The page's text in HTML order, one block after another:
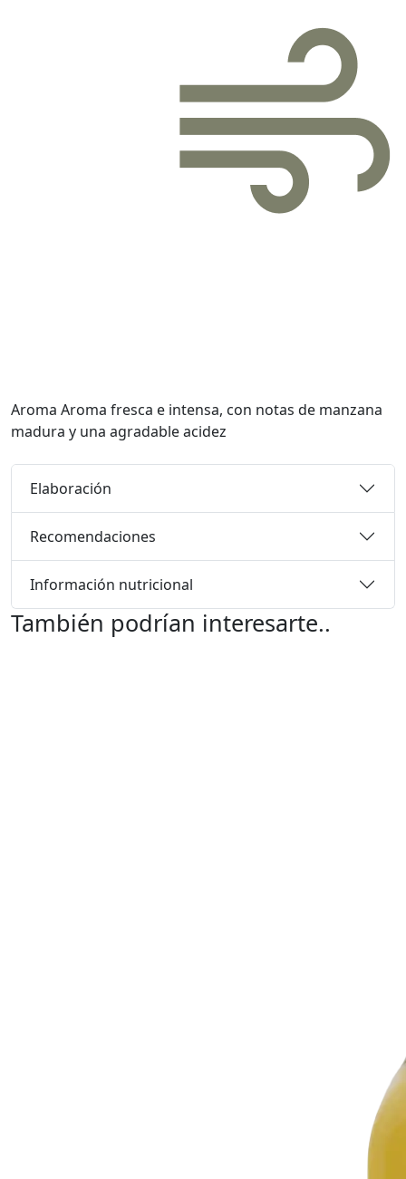
Aroma Aroma fresca e intensa, con notas de manzana
madura y una agradable acidez
Elaboración
Recomendaciones
Información nutricional
También podrían interesarte..